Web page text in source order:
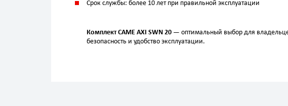
Срок службы: более 10 лет при правильной эксплуатации
Комплект CAME AXI SWN 20 — оптимальный выбор для
безопасность и удобство эксплуатации.